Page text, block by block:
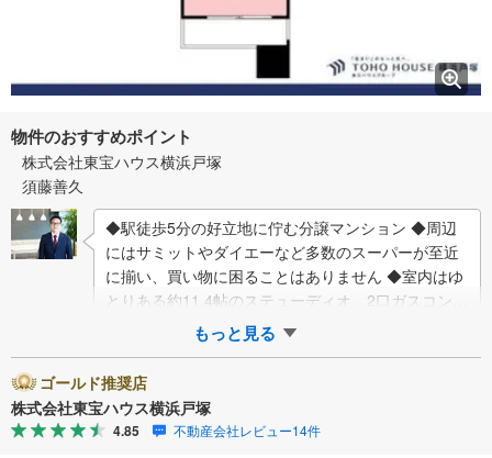
物件のおすすめポイント
株式会社東宝ハウス横浜戸塚
須藤善久
◆駅徒歩5分の好立地に佇む分譲マンション ◆周辺
にはサミットやダイエーなど多数のスーパーが至近
に揃い、買い物に困ることはありません ◆室内はゆ
とりある約11.4帖のステューディオ。2口ガスコンロ
や浴室換気乾燥暖房機など快適な設備が…
もっと見る
ゴールド推奨店
株式会社東宝ハウス横浜戸塚
4.85 不動産会社レビュー14件